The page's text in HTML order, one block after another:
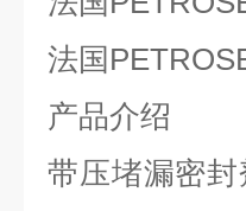
法国
产品介绍
带压堵漏密